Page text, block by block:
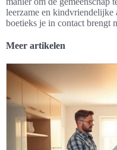
leerzame en
boetieks je in contact brengt
Meer artikelen